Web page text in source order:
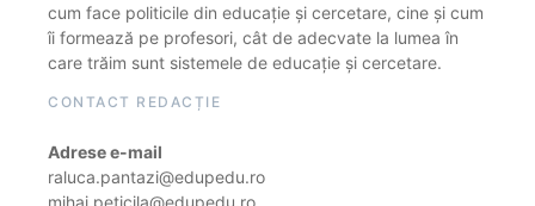
cum face politicile din educație și cercetare, cine și cum
îi formează pe profesori, cât de adecvate la lumea în
care trăim sunt sistemele de educație și cercetare.
CONTACT REDACȚIE
Adrese e-mail
raluca.pantazi@edupedu.ro